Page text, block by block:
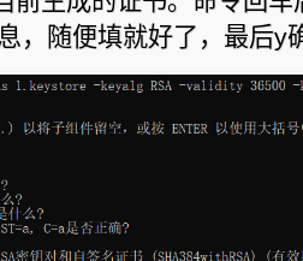
，随便填就好了，最后y